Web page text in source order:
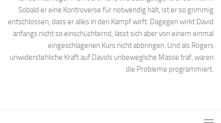
Sobald er eine Kontroverse für notwendig hält, ist er so grimmig
entschlossen, dass er alles in den Kampf wirft. Dagegen wirkt David
anfangs nicht so einschüchternd, lässt sich aber von einem einmal
eingeschlagenen Kurs nicht abbringen. Und als Rogers
unwiderstehliche Kraft auf Davids unbewegliche Masse traf, waren
die Probleme programmiert.